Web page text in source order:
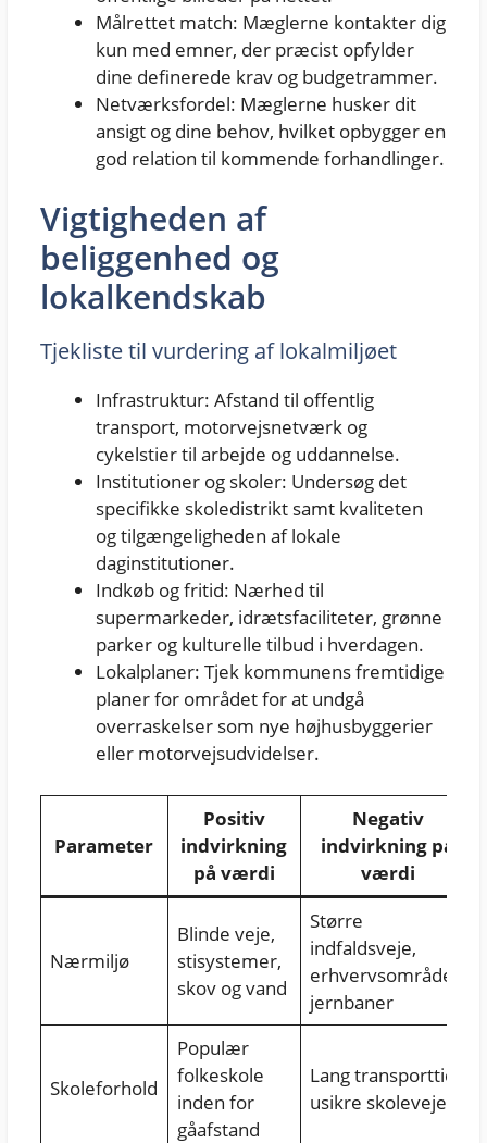
Målrettet match: Mæglerne kontakter dig
kun med emner, der præcist opfylder
dine definerede krav og budgetrammer.
Netværksfordel: Mæglerne husker dit
ansigt og dine behov, hvilket opbygger en
god relation til kommende forhandlinger.
Vigtigheden af
beliggenhed og
lokalkendskab
Tjekliste til vurdering af lokalmiljøet
Infrastruktur: Afstand til offentlig
transport, motorvejsnetværk og
cykelstier til arbejde og uddannelse.
Institutioner og skoler: Undersøg det
specifikke skoledistrikt samt kvaliteten
og tilgængeligheden af lokale
daginstitutioner.
Indkøb og fritid: Nærhed til
supermarkeder, idrætsfaciliteter, grønne
parker og kulturelle tilbud i hverdagen.
Lokalplaner: Tjek kommunens fremtidige
planer for området for at undgå
overraskelser som nye højhusbyggerier
eller motorvejsudvidelser.
Parameter
Positiv
indvirkning
på værdi
Negativ
indvirkning på
værdi
Nærmiljø
Blinde veje,
stisystemer,
skov og vand
Større
indfaldsveje,
erhvervsområder,
jernbaner
Skoleforhold
Populær
folkeskole
inden for
gåafstand
Lang transporttid,
usikre skoleveje